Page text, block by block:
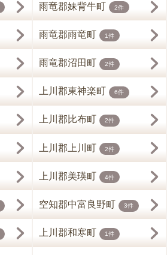
雨竜郡妹背牛町 2件
雨竜郡雨竜町 1件
雨竜郡沼田町 2件
上川郡東神楽町 6件
上川郡比布町 2件
上川郡上川町 2件
上川郡美瑛町 4件
空知郡中富良野町 3件
上川郡和寒町 1件